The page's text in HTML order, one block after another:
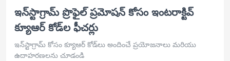
ఇన్‌స్టాగ్రామ్ ప్రొఫైల్ ప్రమోషన్ కోసం ఇంటరాక్టివ్
క్యూఆర్ కోడ్‌ల ఫీచర్లు
ఇన్‌స్టాగ్రామ్ కోసం క్యూఆర్ కోడ్‌లు అందించే ప్రయోజనాలు మరియు
ఉదాహరణలను చూడండి